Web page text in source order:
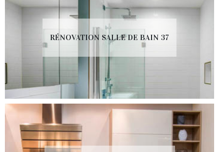
RÉNOVATION SALLE DE BAIN 37